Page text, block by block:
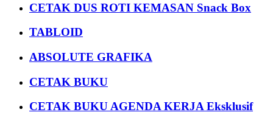
CETAK DUS ROTI KEMASAN Snack Box
TABLOID
ABSOLUTE GRAFIKA
CETAK BUKU
CETAK BUKU AGENDA KERJA Eksklusif